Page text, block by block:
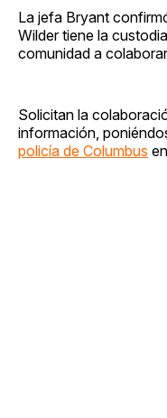
La jefa Bryant
Wilder tiene la
comunidad a
Solicitan la
información,
policía de Columbus